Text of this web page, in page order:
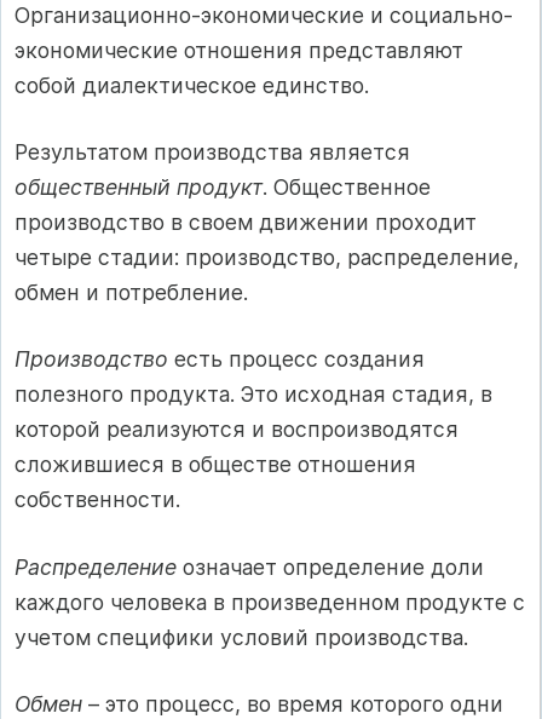
Организационно-экономические и социально-
экономические отношения представляют
собой диалектическое единство.
Результатом производства является
общественный продукт. Общественное
производство в своем движении проходит
четыре стадии: производство, распределение,
обмен и потребление.
Производство есть процесс создания
полезного продукта. Это исходная стадия, в
которой реализуются и воспроизводятся
сложившиеся в обществе отношения
собственности.
Распределение означает определение доли
каждого человека в произведенном продукте с
учетом специфики условий производства.
Обмен – это процесс, во время которого одни